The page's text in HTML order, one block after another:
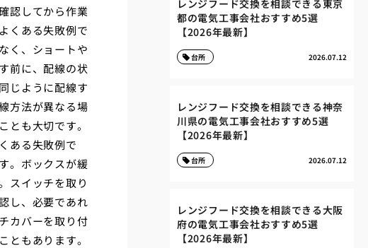
認してから作業
くある失敗例で
く、ショートや
前に、配線の状
じように配線す
方法が異なる場
とも大切です。
ある失敗例で
。ボックスが緩
スイッチを取り
し、必要であれ
カバーを取り付
ともあります。
レンジフード交換を相談できる東京
都の電気工事会社おすすめ5選
【2026年最新】
2026.07.12
台所
レンジフード交換を相談できる神奈
川県の電気工事会社おすすめ5選
【2026年最新】
2026.07.12
台所
レンジフード交換を相談できる大阪
府の電気工事会社おすすめ5選
【2026年最新】